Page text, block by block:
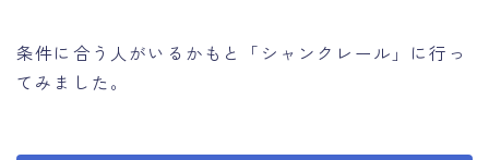
条件に合う人がいるかもと「シャンクレール」に行っ
てみました。